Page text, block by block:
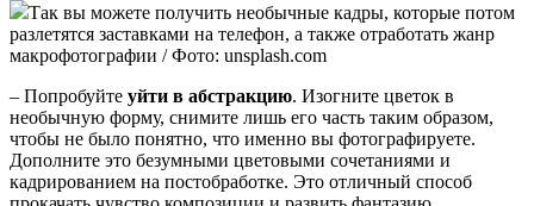
Так вы можете получить необычные кадры, которые потом
разлетятся заставками на телефон, а также отработать жанр
макрофотографии / Фото: unsplash.com
– Попробуйте уйти в абстракцию. Изогните цветок в
необычную форму, снимите лишь его часть таким образом,
чтобы не было понятно, что именно вы фотографируете.
Дополните это безумными цветовыми сочетаниями и
кадрированием на постобработке. Это отличный способ